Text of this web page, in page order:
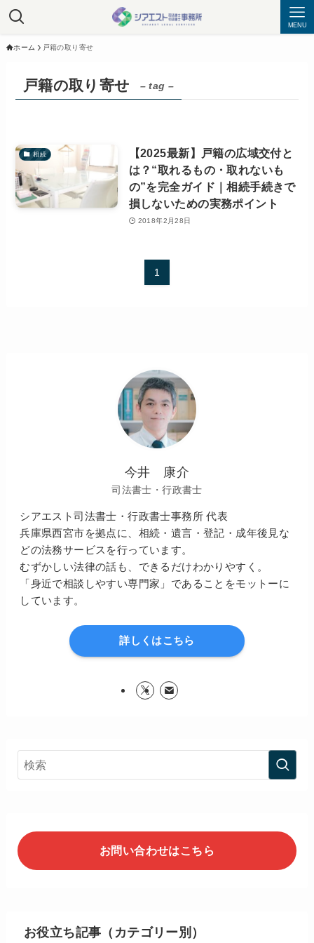
MENU
ホーム 戸籍の取り寄せ
戸籍の取り寄せ – tag –
相続
【2025最新】戸籍の広域交付と
は？“取れるもの・取れないも
の”を完全ガイド｜相続手続きで
損しないための実務ポイント
2018年2月28日
1
今井 康介
司法書士・行政書士
シアエスト司法書士・行政書士事務所 代表
兵庫県西宮市を拠点に、相続・遺言・登記・成年後見な
どの法務サービスを行っています。
むずかしい法律の話も、できるだけわかりやすく。
「身近で相談しやすい専門家」であることをモットーに
しています。
詳しくはこちら
お問い合わせはこちら
お役立ち記事（カテゴリー別）